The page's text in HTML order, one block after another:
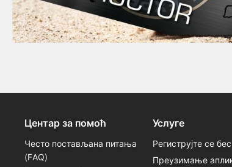
Центар за помоћ
Често постављана питања
(FАQ)
Услуге
Региструјте се
Преузимање